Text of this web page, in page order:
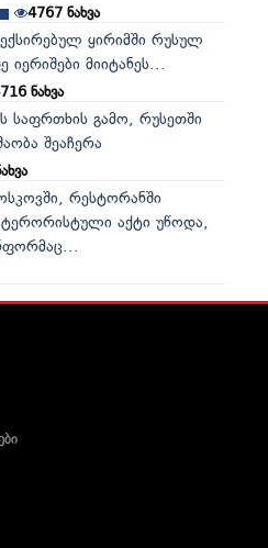
4767ნახვა
ყირიმში რუსულ
იერიშები მიიტანეს...
ნახვა
საფრთხის გამო, რუსეთში
შეაჩერა
რესტორანში
აქტი უწოდა,